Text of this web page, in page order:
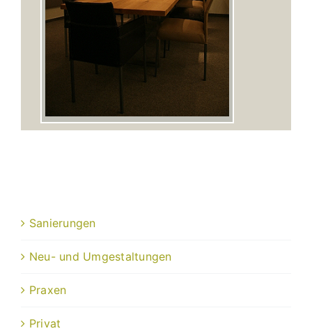
Sanierungen
Neu- und Umgestaltungen
Praxen
Privat